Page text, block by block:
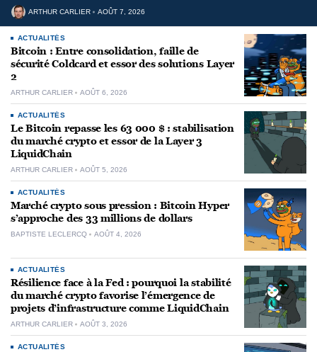
ARTHUR CARLIER AOÛT 7, 2026
ACTUALITÉS
Bitcoin : Entre consolidation, faille de
sécurité Coldcard et essor des solutions Layer
2
ARTHUR CARLIER AOÛT 6, 2026
ACTUALITÉS
Le Bitcoin repasse les 63 000 $ : stabilisation
du marché crypto et essor de la Layer 3
LiquidChain
ARTHUR CARLIER AOÛT 5, 2026
ACTUALITÉS
Marché crypto sous pression : Bitcoin Hyper
s’approche des 33 millions de dollars
BAPTISTE LECLERCQ AOÛT 4, 2026
ACTUALITÉS
Résilience face à la Fed : pourquoi la stabilité
du marché crypto favorise l’émergence de
projets d’infrastructure comme LiquidChain
ARTHUR CARLIER AOÛT 3, 2026
ACTUALITÉS